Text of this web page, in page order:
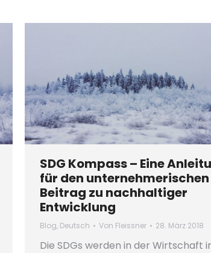
SDG Kompass – Eine
für den unternehmerischen
Beitrag zu nachhaltiger
Entwicklung
Blog, Deutsch Von Fleissner 28. März 2018
Die SDGs werden in der Wirtschaft